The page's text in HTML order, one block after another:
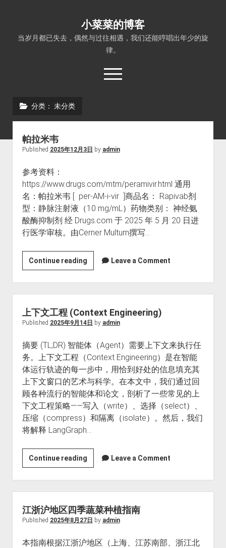
小菜菜的博客
当岁月都已失去，偶然与过往相遇，我们还能哼唱出年少的旋
律。
open
menu
分类： 未分类
帕拉米韦
Published 2025年12月3日 by admin
参考资料：
https://www.drugs.com/mtm/peramivir.html 通用
名：帕拉米韦 [ per-AM-i-vir ]商品名： Rapivab剂
型：静脉注射液（10 mg/mL）药物类别： 神经氨
酸酶抑制剂 经 Drugs.com 于 2025 年 5 月 20 日进
行医学审核。由Cerner Multum撰写…
Continue reading帕
拉
米
韦
Leave a Comment
上下文工程 (Context Engineering)
Published 2025年9月14日 by admin
摘要 (TL;DR) 智能体（Agent）需要上下文来执行任
务。上下文工程（Context Engineering）是在智能
体运行轨迹的每一步中，用恰到好处的信息填充其
上下文窗口的艺术与科学。在本文中，我们通过回
顾各种流行的智能体和论文，剖析了一些常见的上
下文工程策略——写入（write）、选择（select）、
压缩（compress）和隔离（isolate）。然后，我们
将解释 LangGraph…
Continue reading上
下
文
工
程
(Context
Leave a Comment
江浙沪地区四季蔬菜种植指南
Published 2025年8月27日 by admin
本指南根据江浙沪地区（上海、江苏南部、浙江北